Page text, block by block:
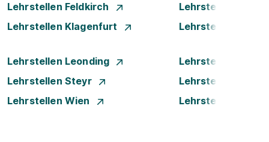
Lehrstellen Feldkirch
Lehrstellen Graz
Lehrstellen Klagenfurt
Lehrstellen
Lehrstellen Leonding
Lehrstellen Linz
Lehrstellen Steyr
Lehrstellen Traun
Lehrstellen Wien
Lehrstellen